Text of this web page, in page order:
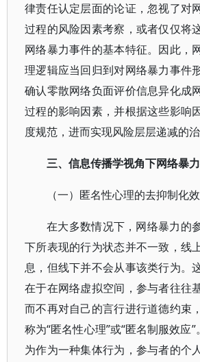
律责任认定层面的论证，忽视了对
过程的风险因素考察，或者仅仅将
网络暴力事件的基本特征。因此，
理逻辑应当回归到对网络暴力事件
确认零散网络负面评价信息异化成
过程的影响因素，并根据这些影响
度规范，进而实现风险层层递减的治
三、信息传播学视角下网络暴
（一）匿名性心理的去抑制化
在大多数情况下，网络暴力的
下所表现的行为状态并不一致，线
息，但线下并不会从事该类行为。
在于在网络虚拟空间，参与者往往
而不再对自己的言行进行道德约束
称为“匿名性心理”或“匿名制服效应
为作为一种集体行为，参与者的个